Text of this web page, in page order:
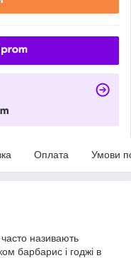
Оплата Умови
називають
барбарис і годжі в